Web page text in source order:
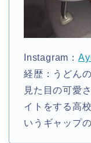
Instagram：
経歴：うどん
見た目の可愛
イトをする高
いうギャップ